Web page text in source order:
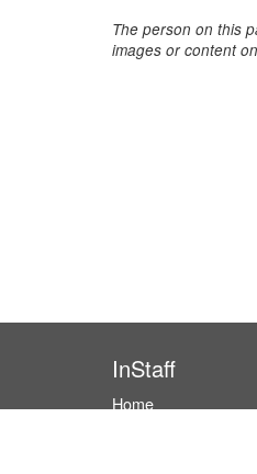
The person on this
images or content
InStaff
Home